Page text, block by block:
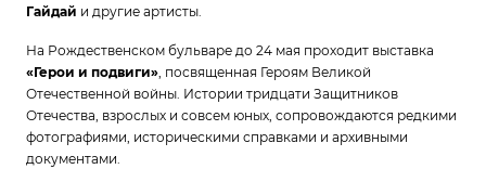
Гайдай и другие артисты.
На Рождественском бульваре до 24 мая проходит выставка
«Герои и подвиги», посвященная Героям Великой
Отечественной войны. Истории тридцати Защитников
Отечества, взрослых и совсем юных, сопровождаются редкими
фотографиями, историческими справками и архивными
документами.